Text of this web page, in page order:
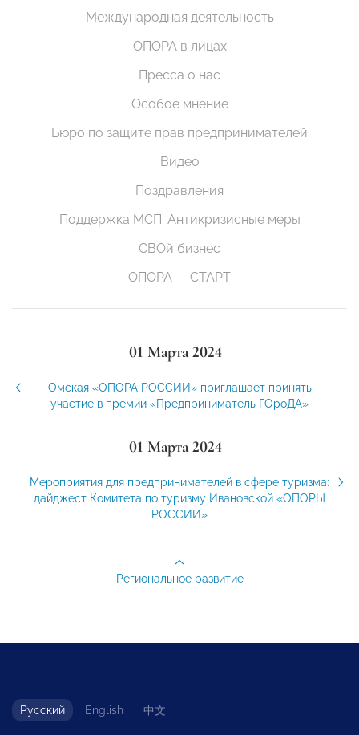
Международная деятельность
ОПОРА в лицах
Пресса о нас
Особое мнение
Бюро по защите прав предпринимателей
Видео
Поздравления
Поддержка МСП. Антикризисные меры
СВОй бизнес
ОПОРА — СТАРТ
01 Марта 2024
Омская «ОПОРА РОССИИ» приглашает принять
участие в премии «Предприниматель ГОроДА»
01 Марта 2024
Мероприятия для предпринимателей в сфере туризма:
дайджест Комитета по туризму Ивановской «ОПОРЫ
РОССИИ»
Региональное развитие
Русский English 中文